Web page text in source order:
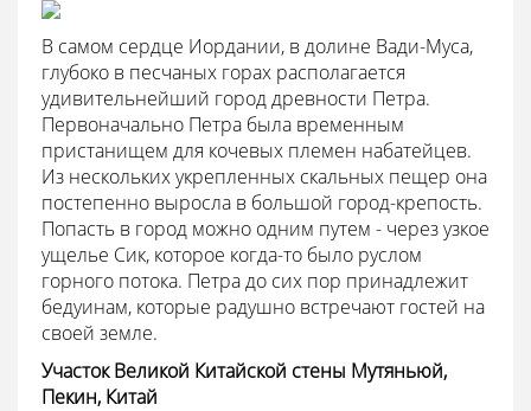
В самом сердце Иордании, в долине Вади-Муса,
глубоко в песчаных горах располагается
удивительнейший город древности Петра.
Первоначально Петра была временным
пристанищем для кочевых племен набатейцев.
Из нескольких укрепленных скальных пещер она
постепенно выросла в большой город-крепость.
Попасть в город можно одним путем - через узкое
ущелье Сик, которое когда-то было руслом
горного потока. Петра до сих пор принадлежит
бедуинам, которые радушно встречают гостей на
своей земле.
Участок Великой Китайской стены Мутяньюй,
Пекин, Китай